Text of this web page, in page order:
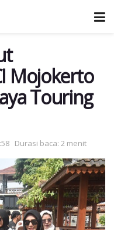
Mojokerto
Touring
Durasi baca: 2 menit